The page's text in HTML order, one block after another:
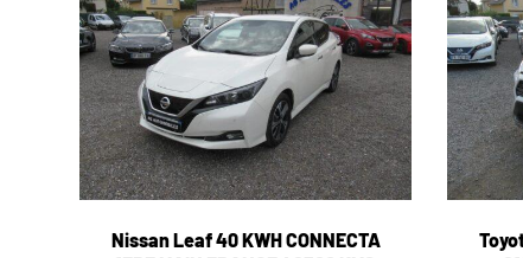
Nissan Leaf 40 KWH CONNECTA